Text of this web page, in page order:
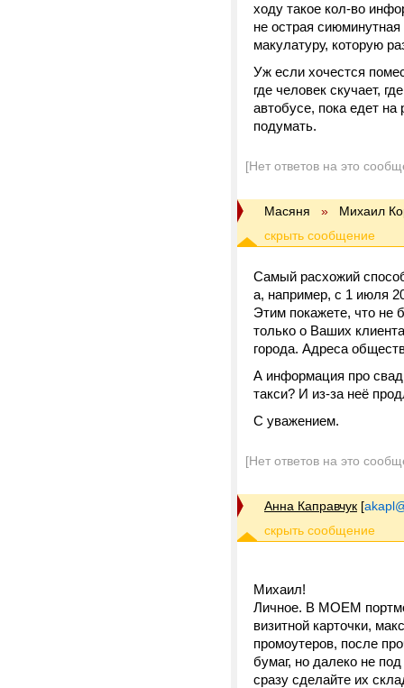
ходу такое кол-во
не острая
макулатуру, которую
Уж если хочестся
где человек скучает,
автобусе, пока едет на
подумать.
[Нет ответов на это
Масяня » Михаил
Самый расхожий
а, например, с 1 июля
Этим покажете, что не
только о Ваших
города. Адреса
А информация про
такси? И из-за неё
С уважением.
[Нет ответов на это
Анна Каправчук [
Михаил!
Личное. В МОЕМ
визитной карточки,
промоутеров, после
бумаг, но далеко не
сразу сделайте их